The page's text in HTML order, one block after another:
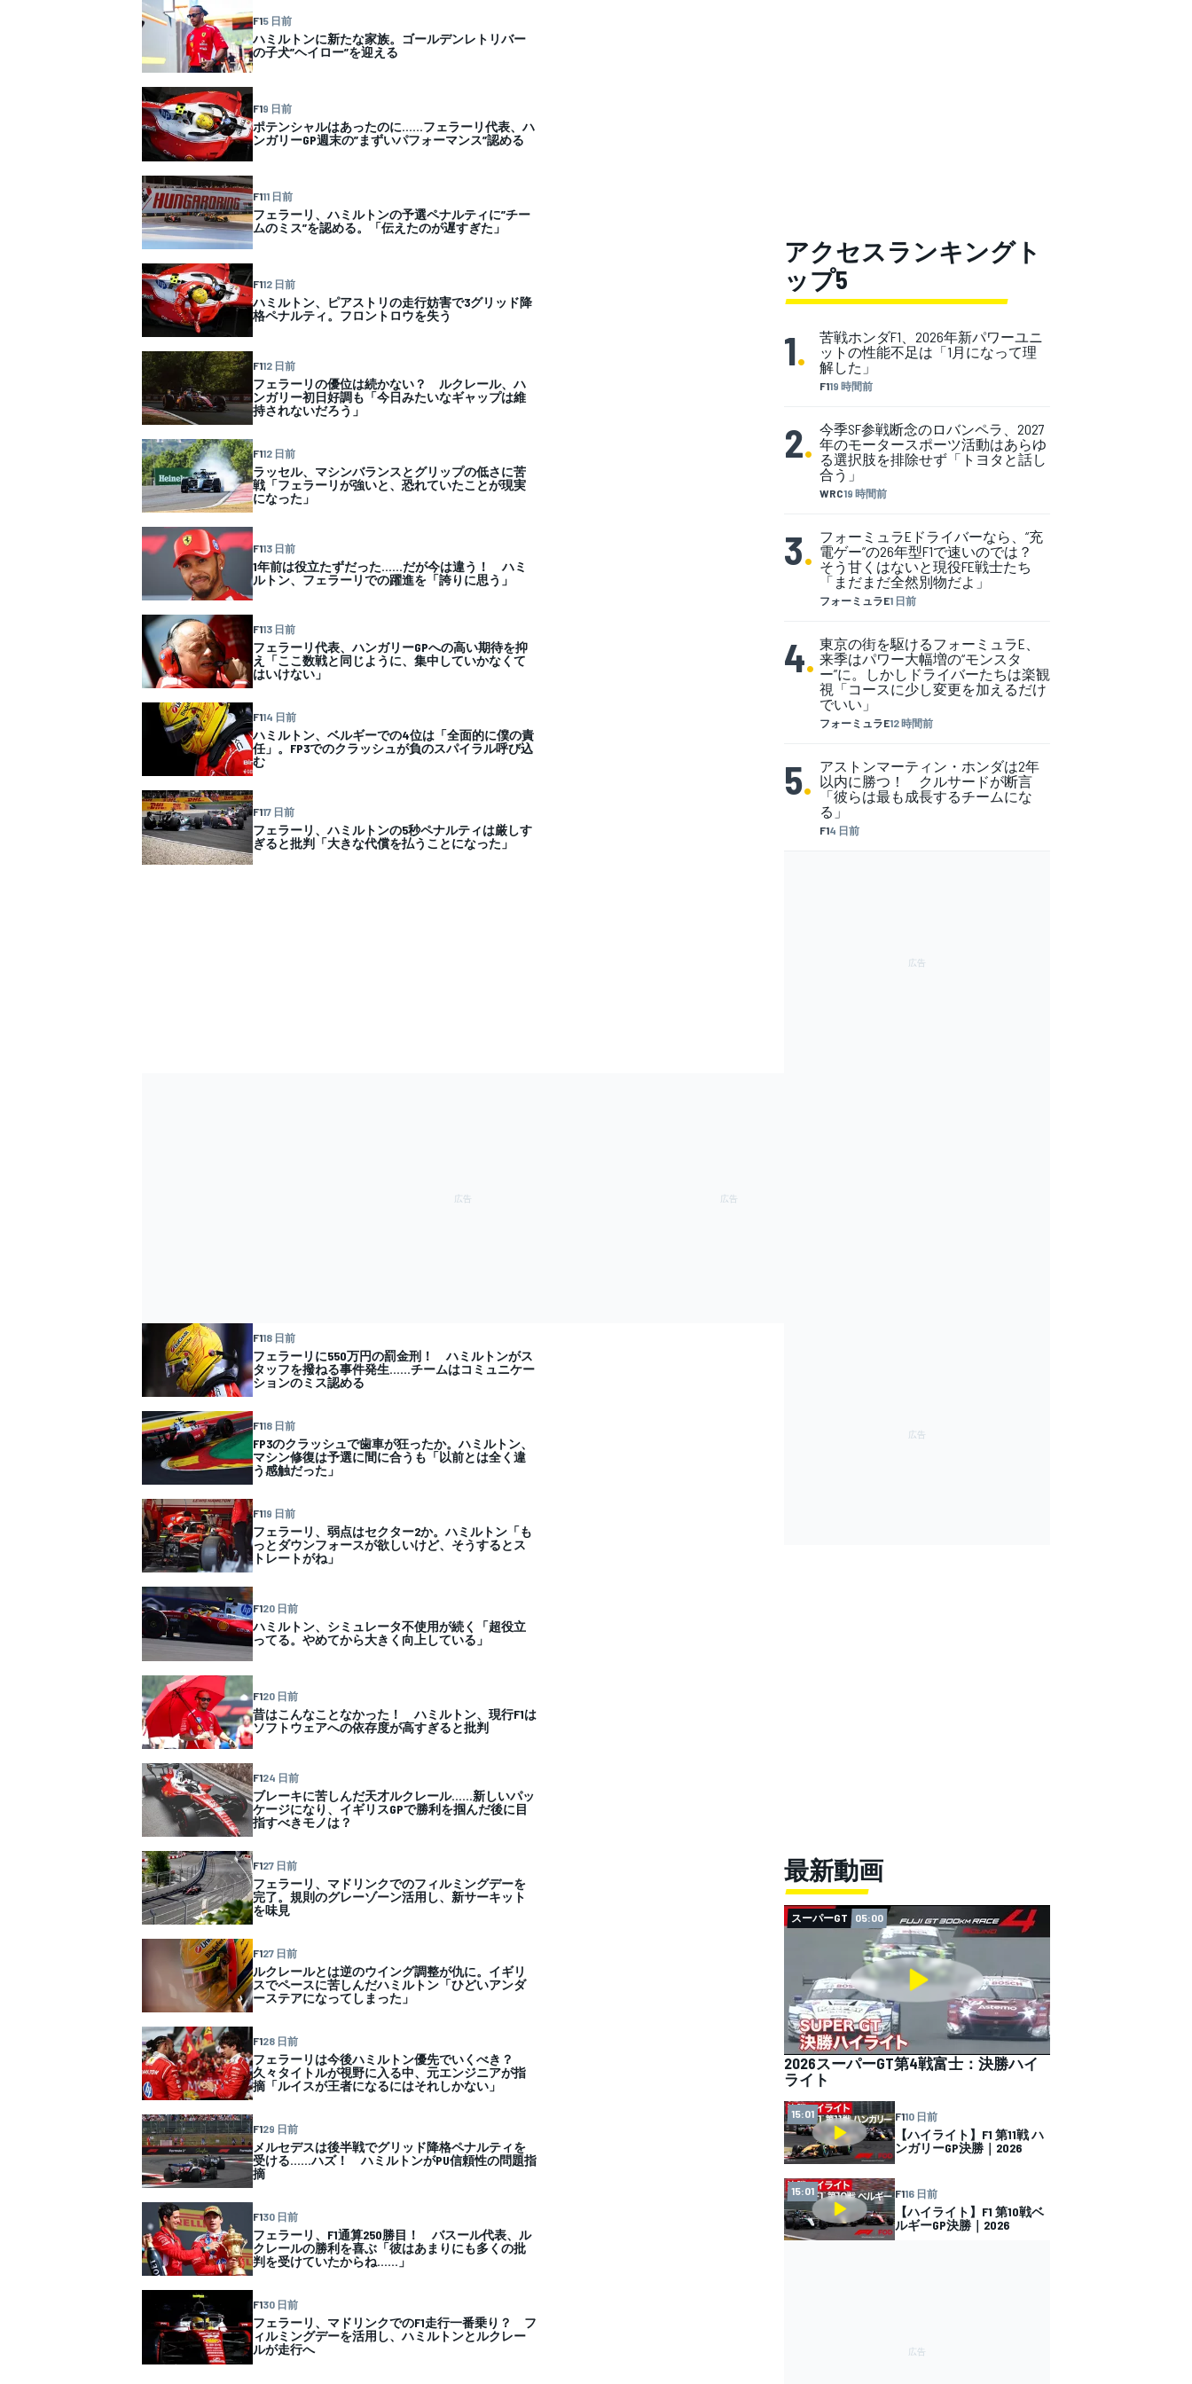
WEC
フォーミュラE
F15 日前
ハミルトンに新たな家族。ゴールデンレトリバー
の子犬”ヘイロー”を迎える
F19 日前
ポテンシャルはあったのに……フェラーリ代表、ハ
ンガリーGP週末の”まずいパフォーマンス”認める
F111 日前
フェラーリ、ハミルトンの予選ペナルティに”チー
ムのミス”を認める。「伝えたのが遅すぎた」
F112 日前
ハミルトン、ピアストリの走行妨害で3グリッド降
格ペナルティ。フロントロウを失う
F112 日前
フェラーリの優位は続かない？ ルクレール、ハ
ンガリー初日好調も「今日みたいなギャップは維
持されないだろう」
F112 日前
ラッセル、マシンバランスとグリップの低さに苦
戦「フェラーリが強いと、恐れていたことが現実
になった」
F113 日前
1年前は役立たずだった……だが今は違う！ ハミ
ルトン、フェラーリでの躍進を「誇りに思う」
F113 日前
フェラーリ代表、ハンガリーGPへの高い期待を抑
え「ここ数戦と同じように、集中していかなくて
はいけない」
F114 日前
ハミルトン、ベルギーでの4位は「全面的に僕の責
任」。FP3でのクラッシュが負のスパイラル呼び込
む
F117 日前
フェラーリ、ハミルトンの5秒ペナルティは厳しす
ぎると批判「大きな代償を払うことになった」
アクセスランキングト
ップ5
1.
F119 時間前
苦戦ホンダF1、2026年新パワーユニ
ットの性能不足は「1月になって理
解した」
2.
WRC19 時間前
今季SF参戦断念のロバンペラ、2027
年のモータースポーツ活動はあらゆ
る選択肢を排除せず「トヨタと話し
合う」
3.
フォーミュラE1 日前
フォーミュラEドライバーなら、“充
電ゲー”の26年型F1で速いのでは？
そう甘くはないと現役FE戦士たち
「まだまだ全然別物だよ」
4.
フォーミュラE12 時間前
東京の街を駆けるフォーミュラE、
来季はパワー大幅増の“モンスタ
ー”に。しかしドライバーたちは楽観
視「コースに少し変更を加えるだけ
でいい」
5.
F14 日前
アストンマーティン・ホンダは2年
以内に勝つ！ クルサードが断言
「彼らは最も成長するチームにな
る」
F118 日前
フェラーリに550万円の罰金刑！ ハミルトンがス
タッフを撥ねる事件発生……チームはコミュニケー
ションのミス認める
F118 日前
FP3のクラッシュで歯車が狂ったか。ハミルトン、
マシン修復は予選に間に合うも「以前とは全く違
う感触だった」
F119 日前
フェラーリ、弱点はセクター2か。ハミルトン「も
っとダウンフォースが欲しいけど、そうするとス
トレートがね」
F120 日前
ハミルトン、シミュレータ不使用が続く「超役立
ってる。やめてから大きく向上している」
F120 日前
昔はこんなことなかった！ ハミルトン、現行F1は
ソフトウェアへの依存度が高すぎると批判
F124 日前
ブレーキに苦しんだ天才ルクレール……新しいパッ
ケージになり、イギリスGPで勝利を掴んだ後に目
指すべきモノは？
F127 日前
フェラーリ、マドリンクでのフィルミングデーを
完了。規則のグレーゾーン活用し、新サーキット
を味見
F127 日前
ルクレールとは逆のウイング調整が仇に。イギリ
スでペースに苦しんだハミルトン「ひどいアンダ
ーステアになってしまった」
F128 日前
フェラーリは今後ハミルトン優先でいくべき？
久々タイトルが視野に入る中、元エンジニアが指
摘「ルイスが王者になるにはそれしかない」
F129 日前
メルセデスは後半戦でグリッド降格ペナルティを
受ける……ハズ！ ハミルトンがPU信頼性の問題指
摘
F130 日前
フェラーリ、F1通算250勝目！ バスール代表、ル
クレールの勝利を喜ぶ「彼はあまりにも多くの批
判を受けていたからね……」
F130 日前
フェラーリ、マドリンクでのF1走行一番乗り？ フ
ィルミングデーを活用し、ハミルトンとルクレー
ルが走行へ
最新動画
スーパーGT 05:00
2026スーパーGT第4戦富士：決勝ハイ
ライト
15:01 F110 日前
【ハイライト】F1 第11戦 ハ
ンガリーGP決勝｜2026
15:01 F116 日前
【ハイライト】F1 第10戦ベ
ルギーGP決勝｜2026